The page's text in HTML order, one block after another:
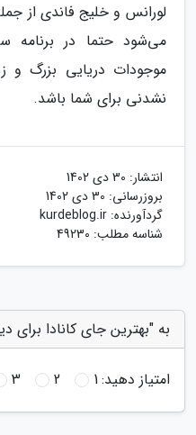
لورانس و خلیج فاندی از
می‌شود حتما در برنامه
موجودات دریایی بزرگ و
نشدنی برای شما باشد.
انتشار: 30 دی 1402
بروزرسانی: 30 دی 1402
گردآورنده: kurdeblog.ir
شناسه مطلب: 49230
به "بهترین جای کانادا برای
امتیاز دهید:1
2
3